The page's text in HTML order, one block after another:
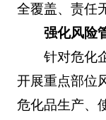
全覆盖、责任
强化风险
针对危化
开展重点部位
危化品生产、